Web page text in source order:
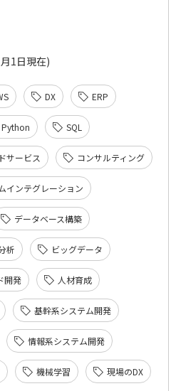
1日現在)
DX ERP
Python SQL
サービス コンサルティング
インテグレーション
データベース構築
析 ビッグデータ
開発 人材育成
基幹系システム開発
情報系システム開発
機械学習 現場のDX